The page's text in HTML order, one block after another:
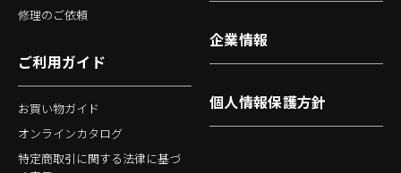
修理のご依頼
ご利用ガイド
お買い物ガイド
オンラインカタログ
特定商取引に関する法律に基づ
企業情報
個人情報保護方針